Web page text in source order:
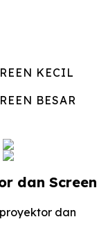
KECIL
BESAR
dan Screen
dan